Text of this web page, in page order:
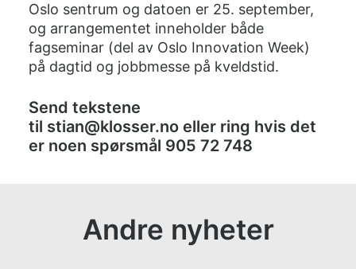
Oslo sentrum og datoen er 25. september,
og arrangementet inneholder både
fagseminar (del av Oslo Innovation Week)
på dagtid og jobbmesse på kveldstid.
Send tekstene
til stian@klosser.no eller ring hvis det
er noen spørsmål 905 72 748
Andre nyheter